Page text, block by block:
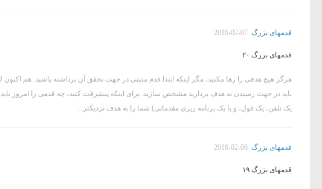
قدمهای بزرگ 2016-02-07
قدمهای بزرگ ۲۰
هرگز هیچ هدفی را رها مکنید، مگر اینکه ابتدا قدم مثبتی در جهت تحقق آن برداشته باشید. هم
باید در جهت رسیدن به هدف بردارید مشخص سازید. برای اینکه پیشرفت کنید، چه قدمی را امروز
یک تلفن، یک قول، و یا یک برنامه ریزی مقدماتی) شما را به هدف نزدیکتر...
قدمهای بزرگ 2016-02-06
قدمهای بزرگ ۱۹